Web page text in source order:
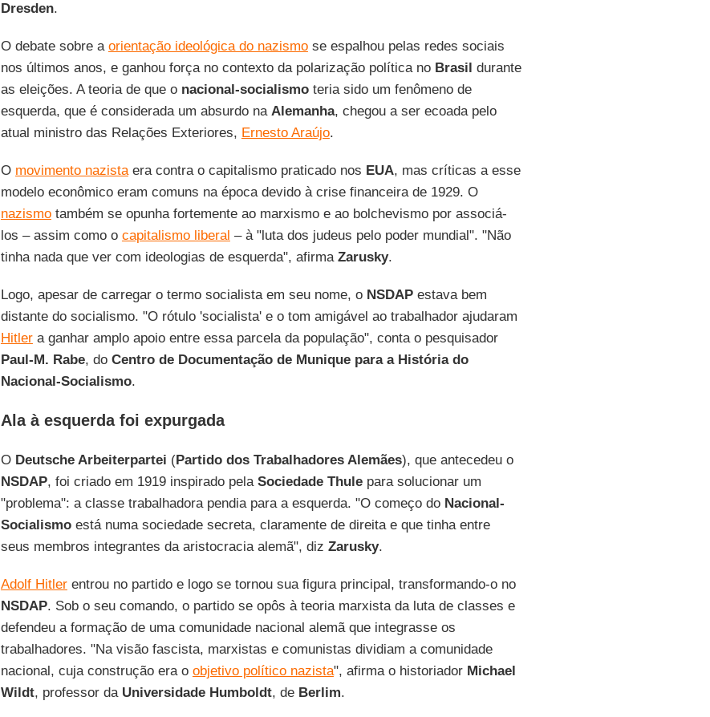
Dresden.
O debate sobre a orientação ideológica do nazismose espalhou pelas redes sociais
nos últimos anos, e ganhou força no contexto da polarização política no Brasil durante
as eleições. A teoria de que o nacional-socialismoteria sido um fenômeno de
esquerda, que é considerada um absurdo na Alemanha, chegou a ser ecoada pelo
atual ministro das Relações Exteriores, Ernesto Araújo.
O movimento nazistaera contra o capitalismo praticado nos EUA, mas críticas a esse
modelo econômico eram comuns na época devido à crise financeira de 1929. O
nazismotambém se opunha fortemente ao marxismo e ao bolchevismo por associá-
los – assim como o capitalismo liberal – à "luta dos judeus pelo poder mundial". "Não
tinha nada que ver com ideologias de esquerda", afirma Zarusky.
Logo, apesar de carregar o termo socialista em seu nome, o NSDAPestava bem
distante do socialismo. "O rótulo 'socialista' e o tom amigável ao trabalhador ajudaram
Hitlera ganhar amplo apoio entre essa parcela da população", conta o pesquisador
Paul-M. Rabe, doCentro de Documentação de Munique para a História do
Nacional-Socialismo.
Ala à esquerda foi expurgada
O Deutsche Arbeiterpartei (Partido dos Trabalhadores Alemães), que antecedeu o
NSDAP, foi criado em 1919 inspirado pela Sociedade Thulepara solucionar um
"problema": a classe trabalhadora pendia para a esquerda. "O começo do Nacional-
Socialismoestá numa sociedade secreta, claramente de direita e que tinha entre
seus membros integrantes da aristocracia alemã", diz Zarusky.
Adolf Hitlerentrou no partido e logo se tornou sua figura principal, transformando-o no
NSDAP. Sob o seu comando, o partido se opôs à teoria marxista da luta de classes e
defendeu a formação de uma comunidade nacional alemã que integrasse os
trabalhadores. "Na visão fascista, marxistas e comunistas dividiam a comunidade
nacional, cuja construção era o objetivo político nazista", afirma o historiador Michael
Wildt, professor da Universidade Humboldt, de Berlim.